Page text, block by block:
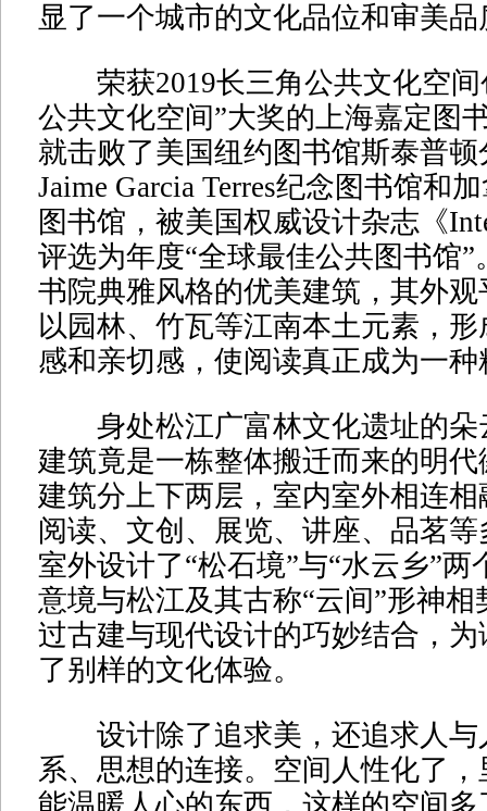
显了一个城市的文化品位和审美品
荣获2019长三角公共文化空间
公共文化空间”大奖的上海嘉定图
就击败了美国纽约图书馆斯泰普
Jaime Garcia Terres纪念图书馆和
图书馆，被美国权威设计杂志《
评选为年度“全球最佳公共图书馆
书院典雅风格的优美建筑，其外
以园林、竹瓦等江南本土元素，
感和亲切感，使阅读真正成为一
身处松江广富林文化遗址的朵
建筑竟是一栋整体搬迁而来的明
建筑分上下两层，室内室外相连
阅读、文创、展览、讲座、品茗
室外设计了“松石境”与“水云乡”两
意境与松江及其古称“云间”形神
过古建与现代设计的巧妙结合，
了别样的文化体验。
设计除了追求美，还追求人与
系、思想的连接。空间人性化了
能温暖人心的东西，这样的空间